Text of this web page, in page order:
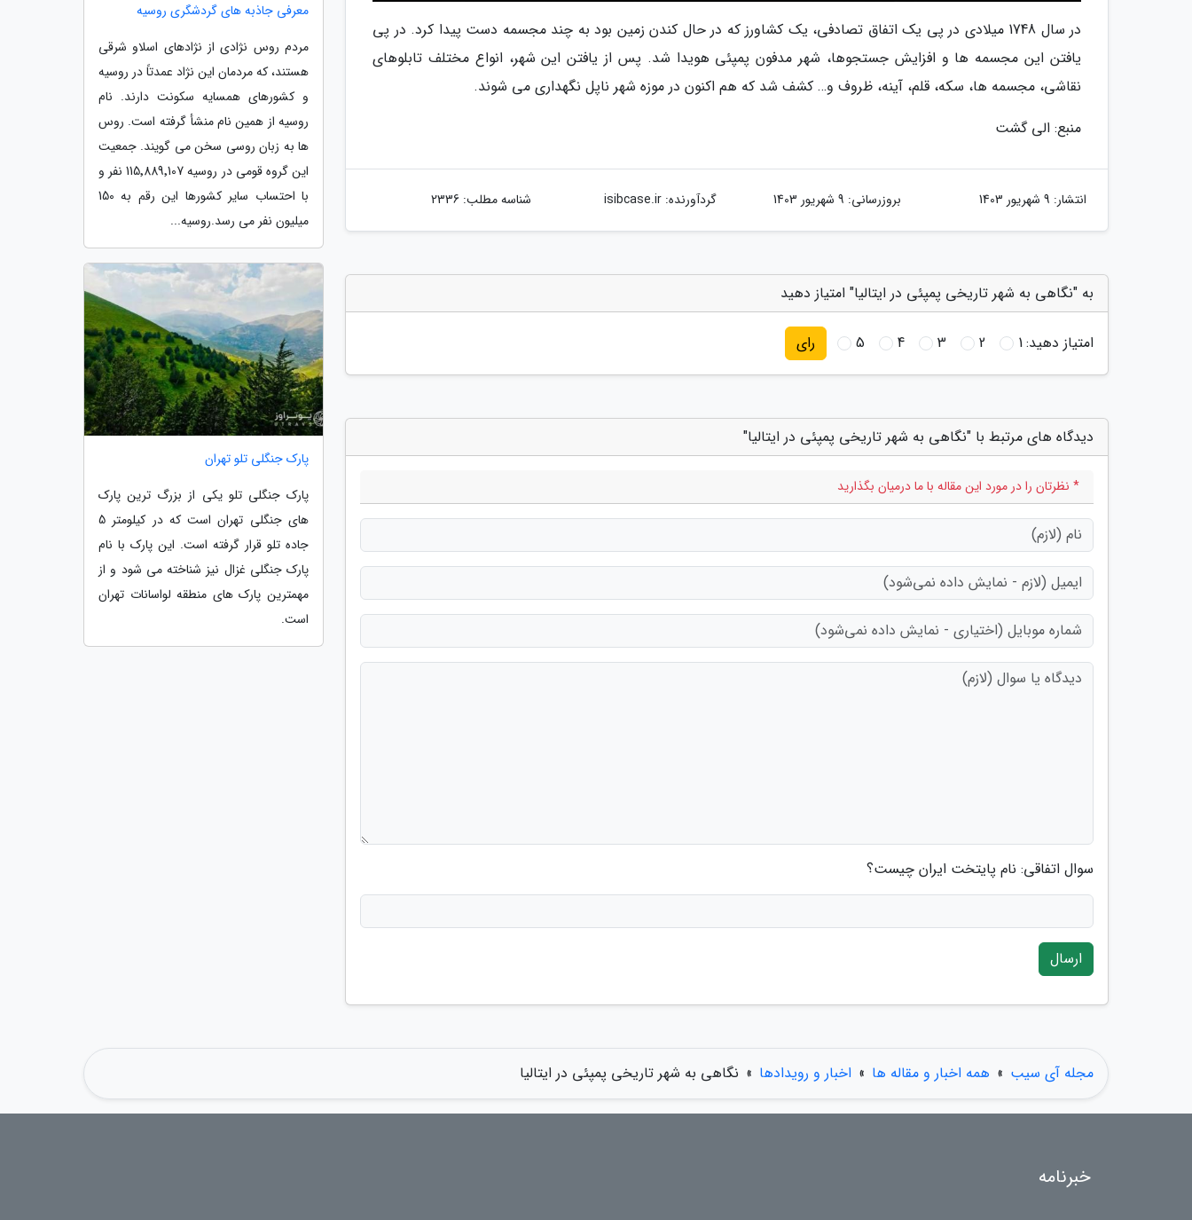
در سال 1748 میلادی در پی یک اتفاق تصادفی، یک کشاورز که در حال کندن زمین بود به چند مجسمه دست پیدا کرد. در پی
یافتن این مجسمه ها و افزایش جستجوها، شهر مدفون پمپئی هویدا شد. پس از یافتن این شهر، انواع مختلف تابلوهای
نقاشی، مجسمه ها، سکه، قلم، آینه، ظروف و… کشف شد که هم اکنون در موزه شهر ناپل نگهداری می شوند.
منبع: الی گشت
انتشار: 9 شهریور 1403 بروزرسانی: 9 شهریور 1403 گردآورنده:isibcase.ir شناسه مطلب: 2336
به "نگاهی به شهر تاریخی پمپئی در ایتالیا" امتیاز دهید
امتیاز دهید:1
2
3
4
5 رای
دیدگاه های مرتبط با "نگاهی به شهر تاریخی پمپئی در ایتالیا"
* نظرتان را در مورد این مقاله با ما درمیان بگذارید
سوال اتفاقی: نام پایتخت ایران چیست؟
ارسال
معرفی جاذبه های گردشگری روسیه
مردم روس نژادی از نژادهای اسلاو شرقی
هستند، که مردمان این نژاد عمدتاً در روسیه
و کشورهای همسایه سکونت دارند. نام
روسیه از همین نام منشأ گرفته است. روس
ها به زبان روسی سخن می گویند. جمعیت
این گروه قومی در روسیه 115٬889٬107 نفر و
با احتساب سایر کشورها این رقم به 150
میلیون نفر می رسد.روسیه...
پارک جنگلی تلو تهران
پارک جنگلی تلو یکی از بزرگ ترین پارک
های جنگلی تهران است که در کیلومتر 5
جاده تلو قرار گرفته است. این پارک با نام
پارک جنگلی غزال نیز شناخته می شود و از
مهمترین پارک های منطقه لواسانات تهران
است.
مجله آی سیب » همه اخبار و مقاله ها » اخبار و رویدادها » نگاهی به شهر تاریخی پمپئی در ایتالیا
خبرنامه